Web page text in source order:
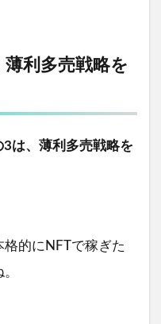
利多売戦略を
は、薄利多売戦略を
的にNFTで稼ぎた